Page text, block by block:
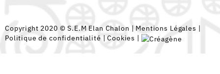
Copyright 2020 © S.E.M Elan Chalon | Mentions Légales |
Politique de confidentialité |Cookies |